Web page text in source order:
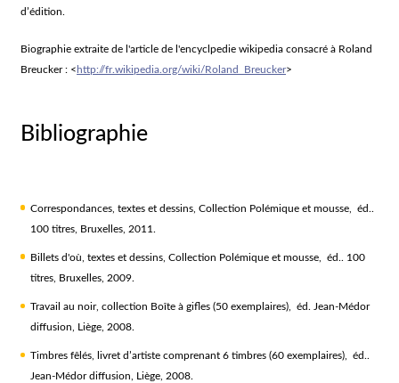
d’édition.
Biographie extraite de l'article de l'encyclpedie wikipedia consacré à Roland
Breucker : < http://fr.wikipedia.org/wiki/Roland_Breucker>
Bibliographie
Correspondances, textes et dessins, Collection Polémique et mousse, éd..
100 titres, Bruxelles, 2011.
Billets d'où , textes et dessins, Collection Polémique et mousse, éd.. 100
titres, Bruxelles, 2009.
Travail au noir, collection Boîte à gifles (50 exemplaires), éd. Jean-Médor
diffusion, Liège, 2008.
Timbres fêlés, livret d’artiste comprenant 6 timbres (60 exemplaires), éd..
Jean-Médor diffusion, Liège, 2008.